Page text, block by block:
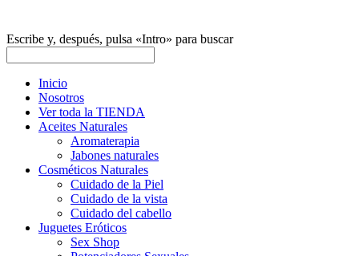
Escribe y, después, pulsa «Intro» para buscar
Inicio
Nosotros
Ver toda la TIENDA
Aceites Naturales
Aromaterapia
Jabones naturales
Cosméticos Naturales
Cuidado de la Piel
Cuidado de la vista
Cuidado del cabello
Juguetes Eróticos
Sex Shop